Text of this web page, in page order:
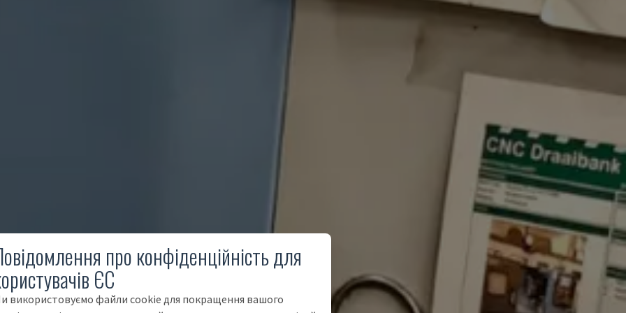
про конфіденційність для
ЄС
використовуємо файли cookie для покращення вашого